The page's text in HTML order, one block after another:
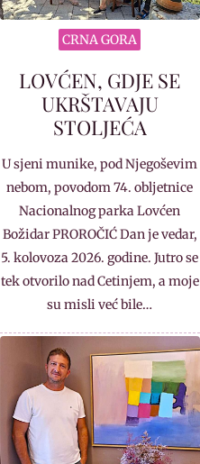
CRNA GORA
LOVĆEN, GDJE SE
UKRŠTAVAJU
STOLJEĆA
U sjeni munike, pod Njegoševim
nebom, povodom 74. obljetnice
Nacionalnog parka Lovćen
Božidar PROROČIĆ Dan je vedar,
5. kolovoza 2026. godine. Jutro se
tek otvorilo nad Cetinjem, a moje
su misli već bile…